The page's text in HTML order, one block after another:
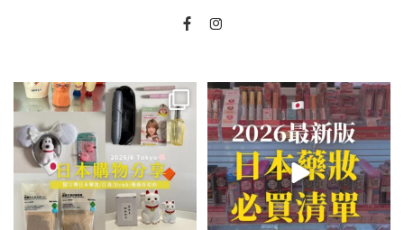
💭留言「免費」傳日本藥妝店/百
貨/機場/Donki/折價券給你...
201 36
2026🇯🇵日本藥妝店必買什麼
日本最近紅什麼？...
120 20